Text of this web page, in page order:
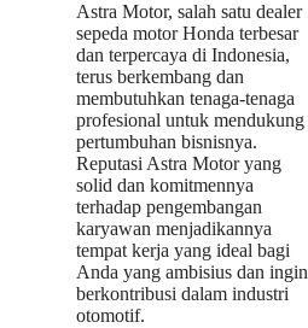
Astra Motor, salah satu dealer
sepeda motor Honda terbesar
dan terpercaya di Indonesia,
terus berkembang dan
membutuhkan tenaga-tenaga
profesional untuk mendukung
pertumbuhan bisnisnya.
Reputasi Astra Motor yang
solid dan komitmennya
terhadap pengembangan
karyawan menjadikannya
tempat kerja yang ideal bagi
Anda yang ambisius dan ingin
berkontribusi dalam industri
otomotif.